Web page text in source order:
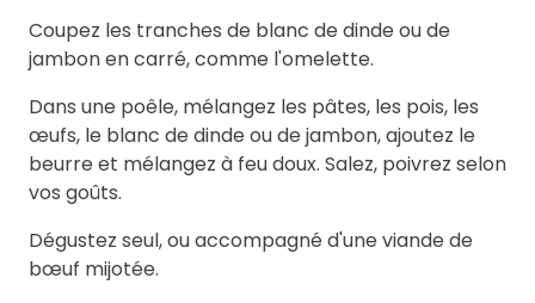
Coupez les tranches de blanc de dinde ou de
jambon en carré, comme l'omelette.
Dans une poêle, mélangez les pâtes, les pois, les
œufs, le blanc de dinde ou de jambon, ajoutez le
beurre et mélangez à feu doux. Salez, poivrez selon
vos goûts.
Dégustez seul, ou accompagné d'une viande de
bœuf mijotée.